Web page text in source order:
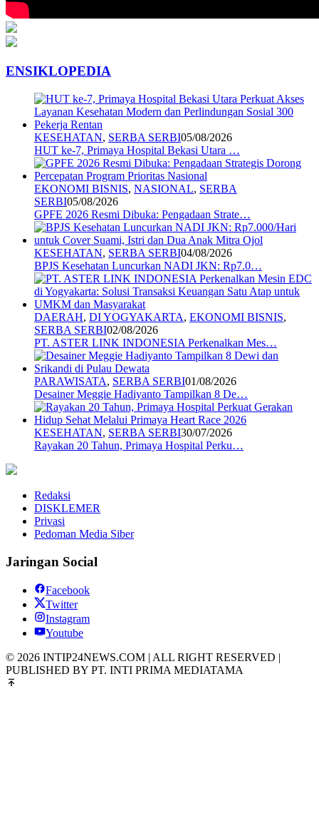
ENSIKLOPEDIA
KESEHATAN, SERBA SERBI05/08/2026
HUT ke-7, Primaya Hospital Bekasi Utara …
EKONOMI BISNIS, NASIONAL, SERBA
SERBI05/08/2026
GPFE 2026 Resmi Dibuka: Pengadaan Strate…
KESEHATAN, SERBA SERBI04/08/2026
BPJS Kesehatan Luncurkan NADI JKN: Rp7.0…
DAERAH, DI YOGYAKARTA, EKONOMI BISNIS,
SERBA SERBI02/08/2026
PT. ASTER LINK INDONESIA Perkenalkan Mes…
PARAWISATA, SERBA SERBI01/08/2026
Desainer Meggie Hadiyanto Tampilkan 8 De…
KESEHATAN, SERBA SERBI30/07/2026
Rayakan 20 Tahun, Primaya Hospital Perku…
Redaksi
DISKLEMER
Privasi
Pedoman Media Siber
Jaringan Social
Facebook
Twitter
Instagram
Youtube
© 2026 INTIP24NEWS.COM | ALL RIGHT RESERVED |
PUBLISHED BY PT. INTI PRIMA MEDIATAMA